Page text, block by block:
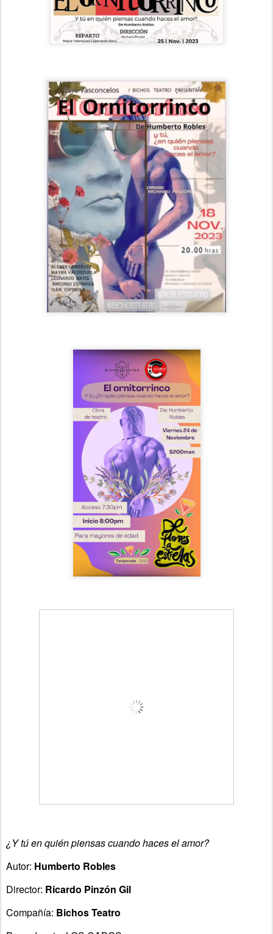
¿Y tú en quién piensas cuando haces el amor?
Autor: Humberto Robles
Director: Ricardo Pinzón Gil
Compañía: Bichos Teatro